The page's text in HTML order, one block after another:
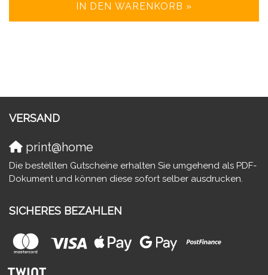
IN DEN WARENKORB »
VERSAND
print@home
Die bestellten Gutscheine erhalten Sie umgehend als PDF-
Dokument und können diese sofort selber ausdrucken.
SICHERES BEZAHLEN